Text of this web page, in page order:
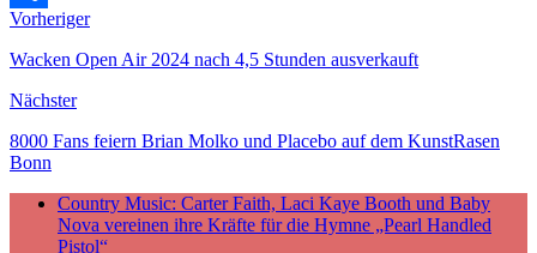
Teilen
Vorheriger
Wacken Open Air 2024 nach 4,5 Stunden ausverkauft
Nächster
8000 Fans feiern Brian Molko und Placebo auf dem KunstRasen
Bonn
Country Music: Carter Faith, Laci Kaye Booth und Baby
Nova vereinen ihre Kräfte für die Hymne „Pearl Handled
Pistol“